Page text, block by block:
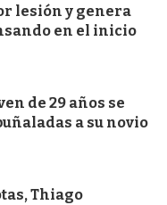
lesión y genera
en el inicio
de 29 años se
a su novio
Thiago